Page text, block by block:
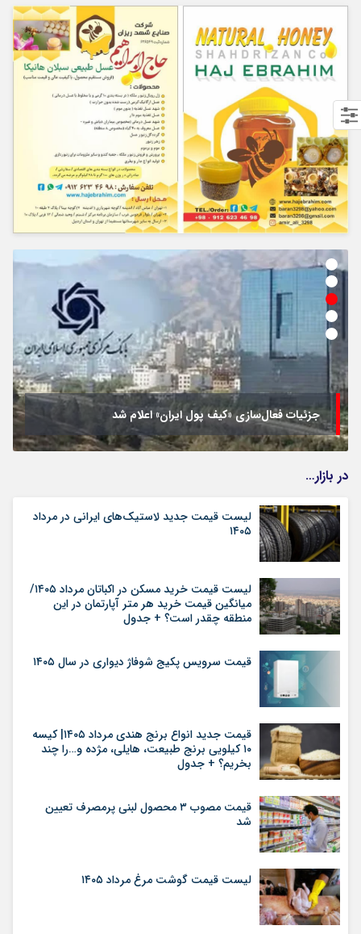
جزئیات فعال‌سازی «کیف پول ایران» اعلام شد
در بازار…
لیست قیمت جدید لاستیک‌های ایرانی در مرداد
۱۴۰۵
لیست قیمت خرید مسکن در اکباتان مرداد ۱۴۰۵/
میانگین قیمت خرید هر متر آپارتمان در این
منطقه چقدر است؟ + جدول
قیمت سرویس پکیج شوفاژ دیواری در سال ۱۴۰۵
قیمت جدید انواع برنج هندی مرداد ۱۴۰۵| کیسه
۱۰ کیلویی برنج طبیعت، هایلی، مژده و…را چند
بخریم؟ + جدول
قیمت مصوب ۳ محصول لبنی پرمصرف تعیین
شد
لیست قیمت گوشت مرغ مرداد ۱۴۰۵